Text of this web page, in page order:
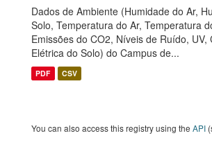
Dados de Ambiente (Humidade do Ar,
Solo, Temperatura do Ar, Temperatura
Emissões do CO2, Níveis de Ruído, UV,
Elétrica do Solo) do Campus de...
PDF CSV
You can also access this registry using the API